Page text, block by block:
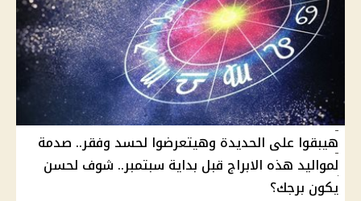
هيبقوا على الحديدة وهيتعرضوا لحسد وفقر.. صدمة
لمواليد هذه الابراج قبل بداية سبتمبر.. شوف لحسن
يكون برجك؟